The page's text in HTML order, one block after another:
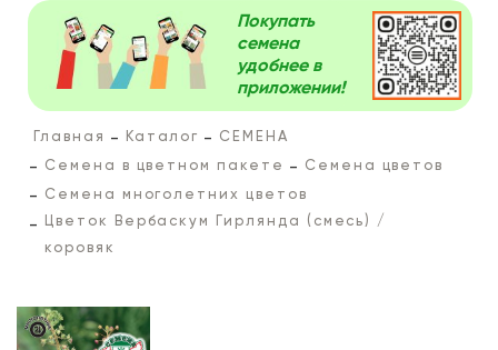
Покупать
семена
удобнее в
приложении!
Главная Каталог
СЕМЕНА
Семена в цветном пакете
Семена цветов
Семена многолетних цветов
Цветок Вербаскум Гирлянда (смесь) /
коровяк